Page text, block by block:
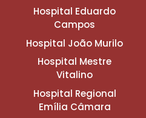
Hospital Eduardo
Campos
Hospital João Murilo
Hospital Mestre
Vitalino
Hospital Regional
Emília Câmara